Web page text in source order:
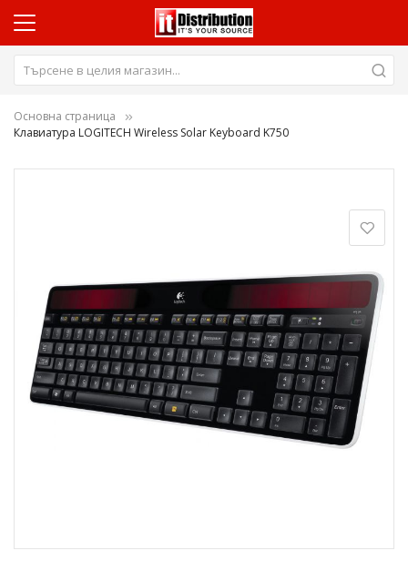
Основна страница
Клавиатура LOGITECH Wireless Solar Keyboard K750
изображенията